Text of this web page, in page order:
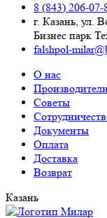
8 (843) 206-07-
г. Казань, ул.
Бизнес парк
falshpol-
О нас
Советы
Документы
Оплата
Доставка
Возврат
Казань